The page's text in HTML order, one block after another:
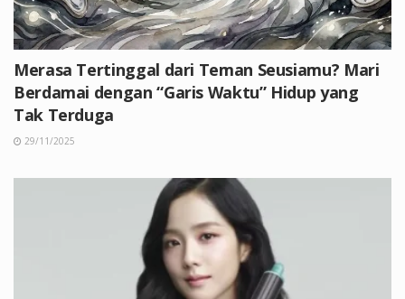
Merasa Tertinggal dari Teman Seusiamu? Mari
Berdamai dengan “Garis Waktu” Hidup yang
Tak Terduga
29/11/2025